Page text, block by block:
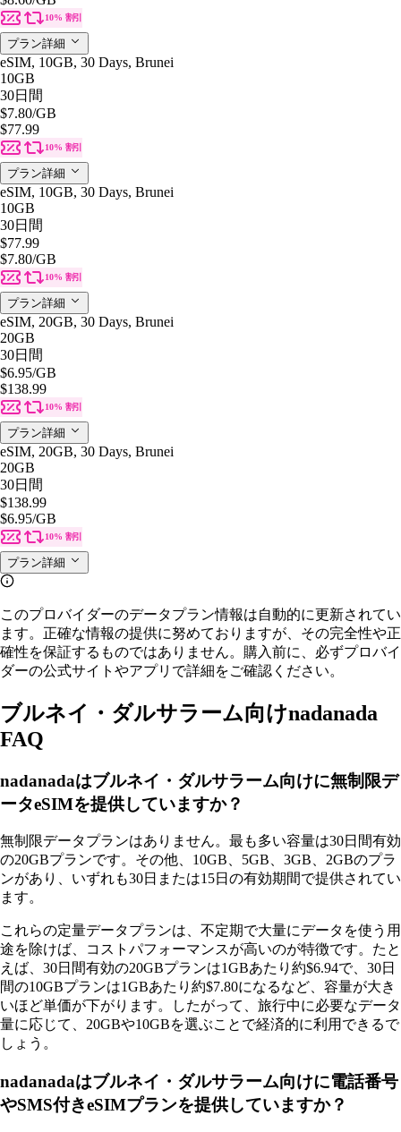
10% 割引
プラン詳細
eSIM, 10GB, 30 Days, Brunei
10GB
30日間
$7.80/GB
$77.99
10% 割引
プラン詳細
eSIM, 10GB, 30 Days, Brunei
10GB
30日間
$77.99
$7.80/GB
10% 割引
プラン詳細
eSIM, 20GB, 30 Days, Brunei
20GB
30日間
$6.95/GB
$138.99
10% 割引
プラン詳細
eSIM, 20GB, 30 Days, Brunei
20GB
30日間
$138.99
$6.95/GB
10% 割引
プラン詳細
このプロバイダーのデータプラン情報は自動的に更新されてい
ます。正確な情報の提供に努めておりますが、その完全性や正
確性を保証するものではありません。購入前に、必ずプロバイ
ダーの公式サイトやアプリで詳細をご確認ください。
ブルネイ・ダルサラーム向けnadanada
FAQ
nadanadaはブルネイ・ダルサラーム向けに無制限デ
ータeSIMを提供していますか？
無制限データプランはありません。最も多い容量は30日間有効
の20GBプランです。その他、10GB、5GB、3GB、2GBのプラ
ンがあり、いずれも30日または15日の有効期間で提供されてい
ます。
これらの定量データプランは、不定期で大量にデータを使う用
途を除けば、コストパフォーマンスが高いのが特徴です。たと
えば、30日間有効の20GBプランは1GBあたり約$6.94で、30日
間の10GBプランは1GBあたり約$7.80になるなど、容量が大き
いほど単価が下がります。したがって、旅行中に必要なデータ
量に応じて、20GBや10GBを選ぶことで経済的に利用できるで
しょう。
nadanadaはブルネイ・ダルサラーム向けに電話番号
やSMS付きeSIMプランを提供していますか？